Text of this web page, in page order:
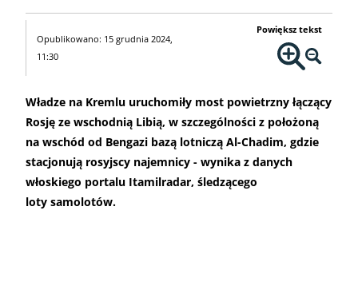
Opublikowano: 15 grudnia 2024,
11:30
Powiększ tekst
Władze na Kremlu uruchomiły most powietrzny łączący
Rosję ze wschodnią Libią, w szczególności z położoną
na wschód od Bengazi bazą lotniczą Al-Chadim, gdzie
stacjonują rosyjscy najemnicy - wynika z danych
włoskiego portalu Itamilradar, śledzącego
loty samolotów.